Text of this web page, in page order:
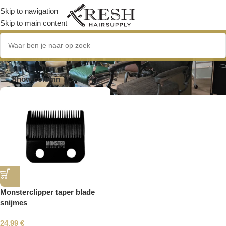
Skip to navigation
Skip to main content
Monsterclipper
Show column
Monsterclipper taper blade
snijmes
24.99 €